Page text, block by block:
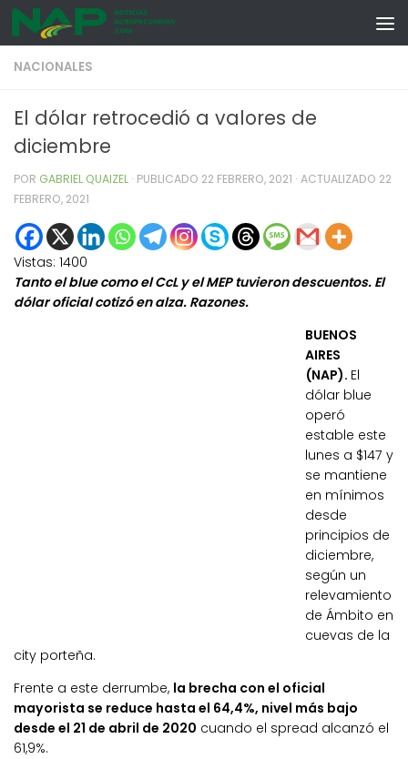
Skip to content
NACIONALES
El dólar retrocedió a valores de
diciembre
POR GABRIEL QUAIZEL · PUBLICADO 22 FEBRERO, 2021 · ACTUALIZADO 22
FEBRERO, 2021
Vistas: 1400
Tanto el blue como el CcL y el MEP tuvieron descuentos. El
dólar oficial cotizó en alza. Razones.
BUENOS
AIRES
(NAP). El
dólar blue
operó
estable este
lunes a $147 y
se mantiene
en mínimos
desde
principios de
diciembre,
según un
relevamiento
de Ámbito en
cuevas de la
city porteña.
Frente a este derrumbe, la brecha con el oficial
mayorista se reduce hasta el 64,4%, nivel más bajo
desde el 21 de abril de 2020 cuando el spread alcanzó el
61,9%.